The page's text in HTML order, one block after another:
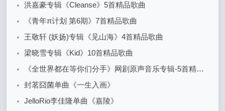
洪嘉豪专辑《Cleanse》5首精品歌曲
《青年π计划 第6期》7首精品歌曲
王敬轩 (妖扬)专辑《见山海》4首精品歌曲
梁晓雪专辑《Kid》10首精品歌曲
《全世界都在等你们分手》网剧原声音乐专辑-5首精品歌曲+20首配乐
封茗囧菌单曲《一生入画》
JelloRio李佳隆单曲《嘉陵》